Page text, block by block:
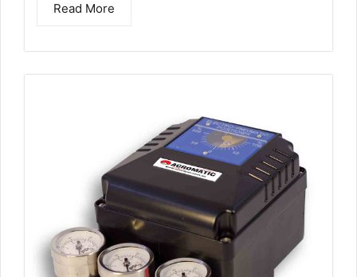
Read More